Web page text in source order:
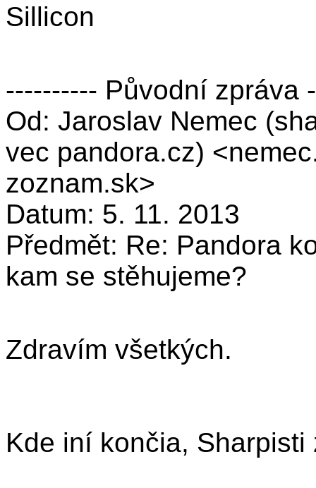
Sillicon
---------- Původní zpráva
Od: Jaroslav Nemec
vec pandora.cz)
zoznam.sk>
Datum: 5. 11. 2013
Předmět: Re: Pandora
kam se stěhujeme?
Zdravím všetkých.
Kde iní končia, Sharpisti